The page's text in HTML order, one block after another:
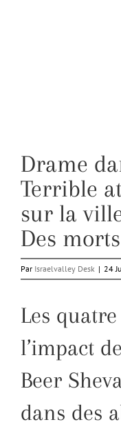
Drame
Terrible
sur la
Des
Par Israelvalley Desk | 24
Les
l’impact
Beer
dans des